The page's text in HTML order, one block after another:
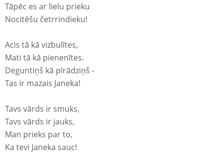
Tāpēc es ar lielu prieku
Nocitēšu četrrindieku!
Acis tā kā vizbulītes,
Mati tā kā pienenītes.
Deguntiņš kā pīrādziņš -
Tas ir mazais Janeka!
Tavs vārds ir smuks,
Tavs vārds ir jauks,
Man prieks par to,
Ka tevi Janeka sauc!